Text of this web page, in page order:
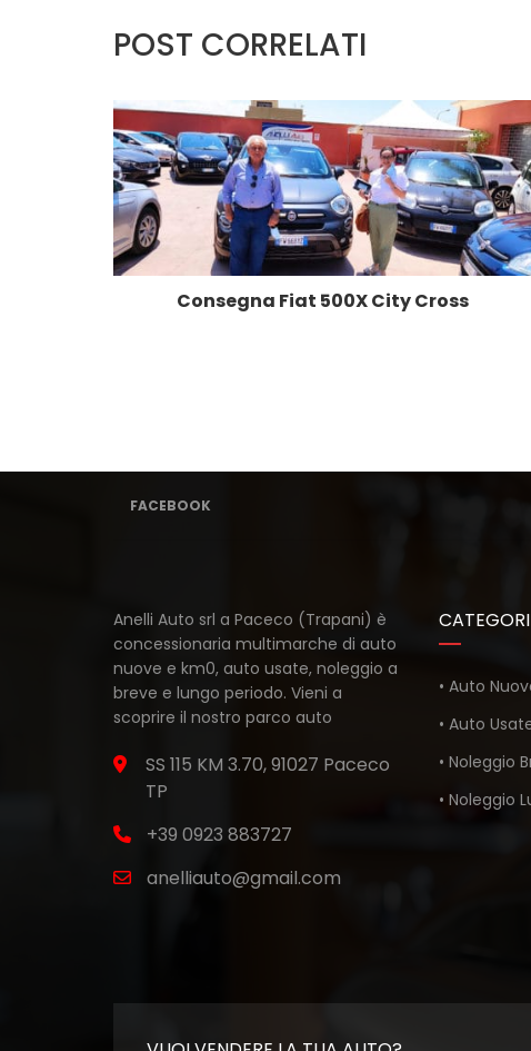
POST CORRELATI
Consegna Fiat 500X City Cross
FACEBOOK
Anelli Auto srl a Paceco (Trapani) è
concessionaria multimarche di auto
nuove e km0, auto usate, noleggio a
breve e lungo periodo. Vieni a
scoprire il nostro parco auto
SS 115 KM 3.70, 91027 Paceco
TP
+39 0923 883727
anelliauto@gmail.com
• Auto
• Auto
• Noleggio
• Noleggio